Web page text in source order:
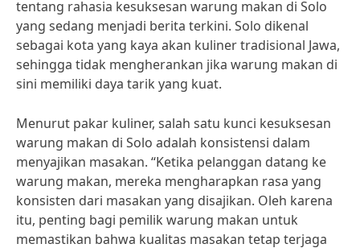
tentang rahasia kesuksesan warung makan di Solo
yang sedang menjadi berita terkini. Solo dikenal
sebagai kota yang kaya akan kuliner tradisional Jawa,
sehingga tidak mengherankan jika warung makan di
sini memiliki daya tarik yang kuat.
Menurut pakar kuliner, salah satu kunci kesuksesan
warung makan di Solo adalah konsistensi dalam
menyajikan masakan. “Ketika pelanggan datang ke
warung makan, mereka mengharapkan rasa yang
konsisten dari masakan yang disajikan. Oleh karena
itu, penting bagi pemilik warung makan untuk
memastikan bahwa kualitas masakan tetap terjaga